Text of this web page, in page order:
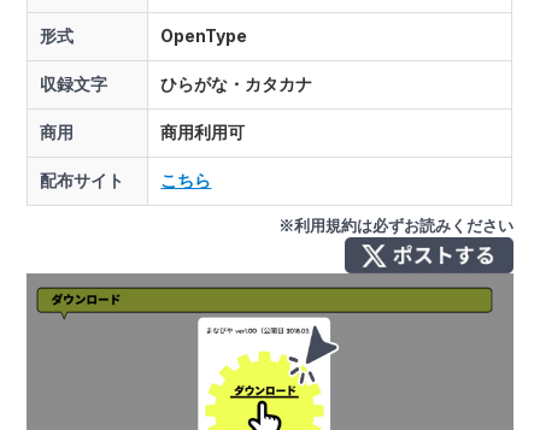
形式 OpenType
収録文字 ひらがな・カタカナ
商用 商用利用可
配布サイト こちら
※利用規約は必ずお読みください